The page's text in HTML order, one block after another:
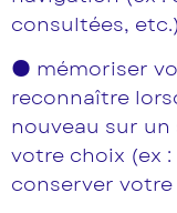
consultées,
● mémoriser
reconnaître
nouveau sur
votre choix (ex
conserver